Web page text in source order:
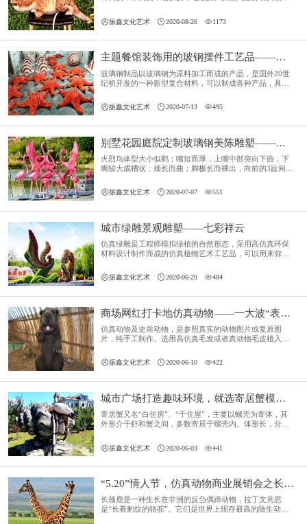
缺少的，也是促进宝宝和大人们之间的感情交流，是各个
年龄段孩子们的不可缺少的玩具。
振鑫文化艺术 2020-08-26 1173
主题餐馆装饰用的玻钢摆件工艺品——小龙虾、海螺、海星...
玻璃钢制品以玻璃钢为原料加工而成的产品，是国外20世
纪初开发的一种新型复合材料，可以制成各种产品，具有
优点。
振鑫文化艺术 2020-07-13 495
别墅花园庭院定制玻璃钢美陈雕塑——火烈鸟
火烈鸟体型大小似鹳；嘴短而厚，上嘴中部突向下曲，下
嘴较大成槽状；颈长而曲；脚极长而裸出，向前的3趾间有
瑰色，飞羽黑，覆羽深红，诸色相衬，非常艳丽。
振鑫文化艺术 2020-07-07 551
城市绿雕景观雕塑——七彩祥云
仿真绿雕是工程师模拟绿植的自然形态，采用高仿真环保
材料设计制作而成的仿真植物艺术工艺品，可以用来弥补
振鑫文化艺术 2020-06-20 484
商场网红打卡地仿真动物——一大波“表情包”来袭！
仿真动物及史前动物，是参照真实的动物图片或复原图
片，纯手工制作。选用高仿真毛发或者真动物毛皮植入皮
物。
振鑫文化艺术 2020-06-10 422
城市广场打造趣味环境，就选寄居蟹模型（仿真动物）
寄居蟹又名“白住房”、“干住屋”，主要以螺壳为寄体，其
外形介于虾和蟹之间，多数寄居于螺壳内。体形长，分头
宽，角质或完全膜质，有明显的颈沟。
振鑫文化艺术 2020-06-03 441
“5.20”情人节，仿真动物商业展销会之长颈鹿模型
长颈鹿是一种生长在非洲的反刍偶蹄动物，拉丁文意思
是“长着豹纹的骆驼”。它们是世界上现存最高的陆生动